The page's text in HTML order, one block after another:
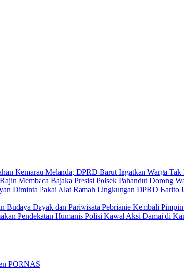
Kemarau Melanda, DPRD Barut Ingatkan Warga Tak
Bajaka Presisi Polsek Pahandut Dorong
DPRD Barito
Pebrianie Kembali
Polisi Kawal Aksi Damai di